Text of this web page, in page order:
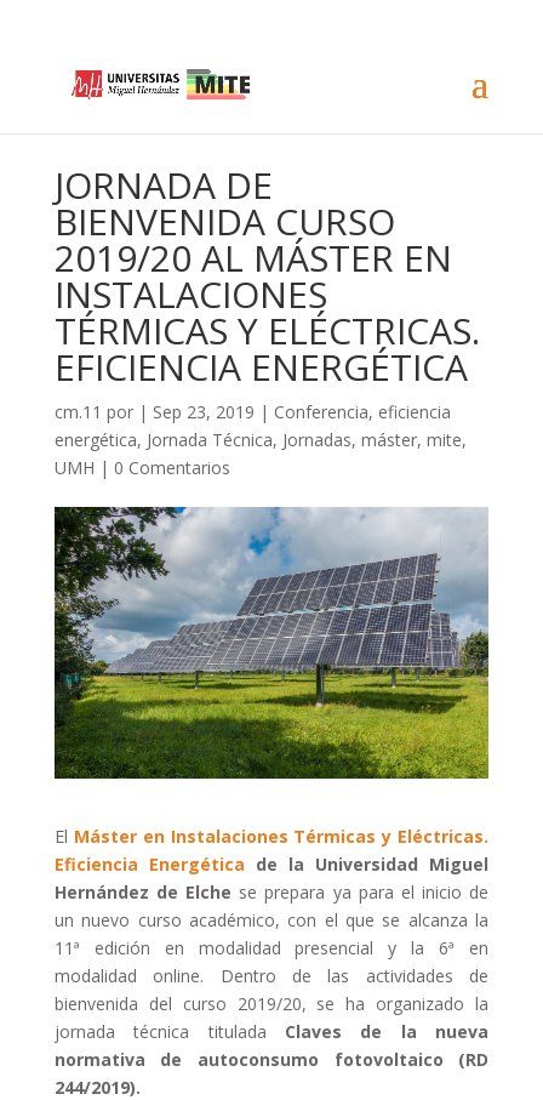
JORNADA DE
BIENVENIDA CURSO
2019/20 AL MÁSTER EN
INSTALACIONES
TÉRMICAS Y ELÉCTRICAS.
EFICIENCIA ENERGÉTICA
cm.11 por | Sep 23, 2019 | Conferencia, eficiencia
energética, Jornada Técnica, Jornadas, máster, mite,
UMH | 0 Comentarios
El Máster en Instalaciones Térmicas y Eléctricas.
Eficiencia Energética de la Universidad Miguel
Hernández de Elche se prepara ya para el inicio de
un nuevo curso académico, con el que se alcanza la
11ª edición en modalidad presencial y la 6ª en
modalidad online. Dentro de las actividades de
bienvenida del curso 2019/20, se ha organizado la
jornada técnica titulada Claves de la nueva
normativa de autoconsumo fotovoltaico (RD
244/2019).